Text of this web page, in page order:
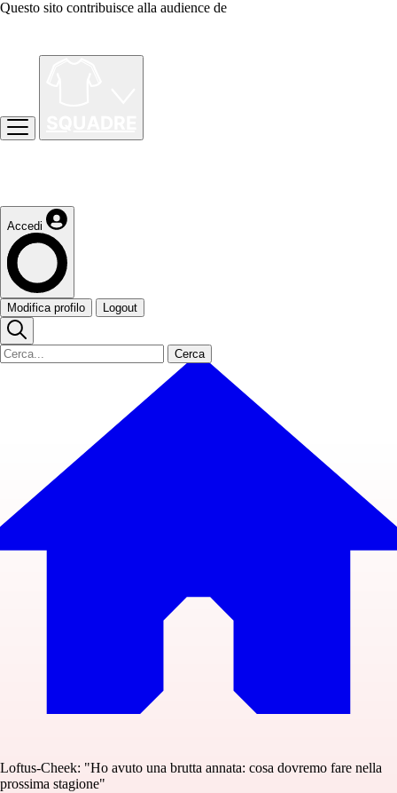
Questo sito contribuisce alla audience de
Accedi
Modifica profilo Logout
Cerca
Loftus-Cheek: "Ho avuto una brutta annata: cosa dovremo fare nella
prossima stagione"